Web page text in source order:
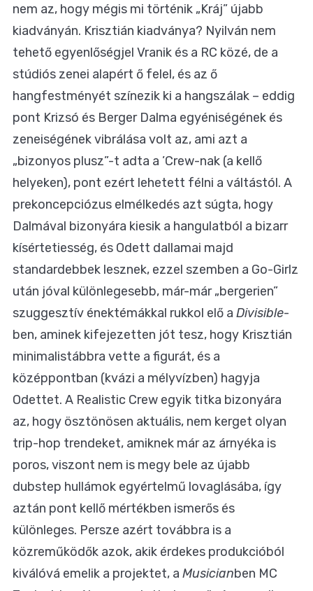
nem az, hogy mégis mi történik „Kráj” újabb
kiadványán. Krisztián kiadványa? Nyilván nem
tehető egyenlőségjel Vranik és a RC közé, de a
stúdiós zenei alapért ő felel, és az ő
hangfestményét színezik ki a hangszálak – eddig
pont Krizsó és Berger Dalma egyéniségének és
zeneiségének vibrálása volt az, ami azt a
„bizonyos plusz”-t adta a ’Crew-nak (a kellő
helyeken), pont ezért lehetett félni a váltástól. A
prekoncepciózus elmélkedés azt súgta, hogy
Dalmával bizonyára kiesik a hangulatból a bizarr
kísértetiesség, és Odett dallamai majd
standardebbek lesznek, ezzel szemben a Go-Girlz
után jóval különlegesebb, már-már „bergerien”
szuggesztív énektémákkal rukkol elő a Divisible-
ben, aminek kifejezetten jót tesz, hogy Krisztián
minimalistábbra vette a figurát, és a
középpontban (kvázi a mélyvízben) hagyja
Odettet. A Realistic Crew egyik titka bizonyára
az, hogy ösztönösen aktuális, nem kerget olyan
trip-hop trendeket, amiknek már az árnyéka is
poros, viszont nem is megy bele az újabb
dubstep hullámok egyértelmű lovaglásába, így
aztán pont kellő mértékben ismerős és
különleges. Persze azért továbbra is a
közreműködők azok, akik érdekes produkcióból
kiválóvá emelik a projektet, a Musicianben MC